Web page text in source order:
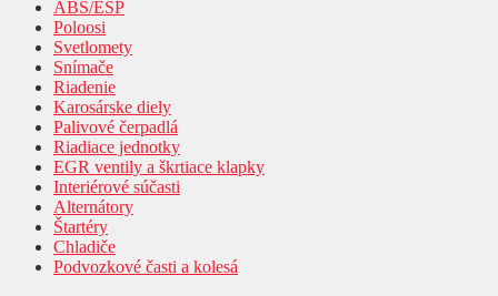
ABS/ESP
Poloosi
Svetlomety
Snímače
Riadenie
Karosárske diely
Palivové čerpadlá
Riadiace jednotky
EGR ventily a škrtiace klapky
Interiérové súčasti
Alternátory
Štartéry
Chladiče
Podvozkové časti a kolesá